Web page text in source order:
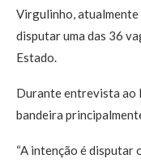
Virgulinho, atualmente
disputar uma das 36
Estado.
Durante entrevista ao
bandeira
“A intenção é disputar